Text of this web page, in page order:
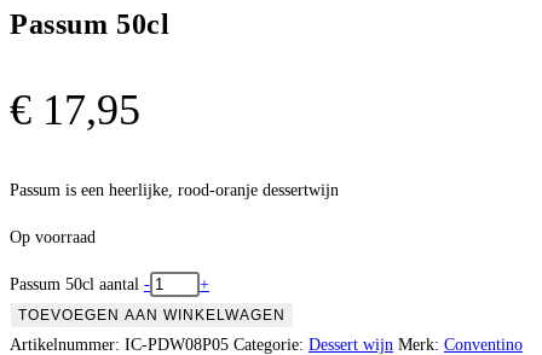
Passum 50cl
€ 17,95
Passum is een heerlijke, rood-oranje dessertwijn
Op voorraad
Passum 50cl aantal - +
TOEVOEGEN AAN WINKELWAGEN
Artikelnummer: IC-PDW08P05 Categorie: Dessert wijn Merk: Conventino